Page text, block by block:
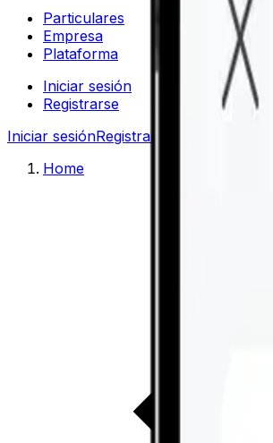
Particulares
Empresa
Plataforma
Iniciar sesión
Registrarse
Iniciar sesiónRegistrarse
Home